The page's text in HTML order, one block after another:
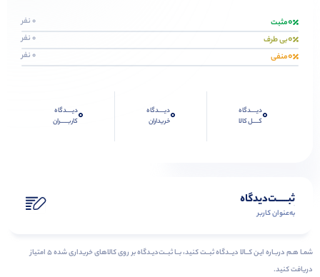
0مثبت 0 نفر
0بی طرف 0 نفر
0منفی 0 نفر
0دیــــدگاه
کــــل کالا
0دیــــدگاه
خریداران
0دیــــدگاه
کاربـــــران
ثبـــــت‌دیدگاه
به‌عنوان کاربر
شمـا هـم دربـاره ایـن کــالا دیــدگاه ثبــت کنید، بــا ثبــت‌دیـدگاه بر روی کالاهای خریداری شده ۵ امتیاز
دریافت کنید.